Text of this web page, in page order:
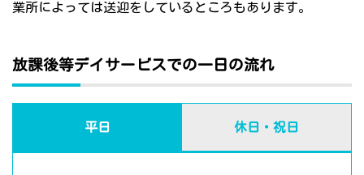
業所によっては送迎をしているところもあります。
放課後等デイサービスでの一日の流れ
平日 休日・祝日